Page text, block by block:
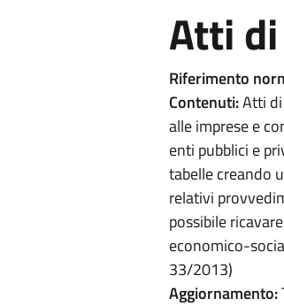
Atti
Riferimento
Contenuti:Atti di
alle imprese e
enti pubblici e
tabelle creando
relativi
possibile
economico-
33/2013)
Aggiornamento: